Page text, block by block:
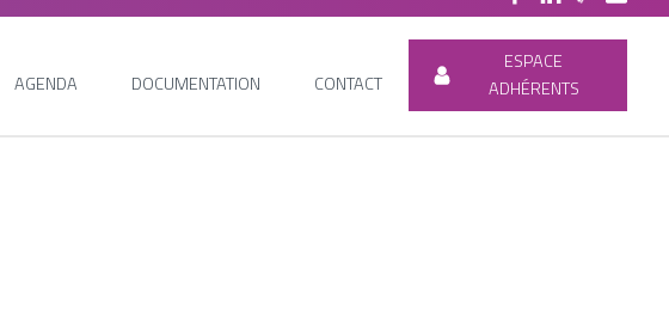
AGENDA DOCUMENTATION CONTACT
ESPACE
ADHÉRENTS